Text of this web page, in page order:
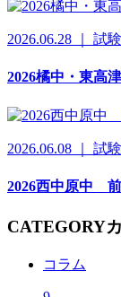
2026.06.28 ｜ 試
2026橘中・東高
2026.06.08 ｜ 試
2026西中原中
CATEGORY
コラム